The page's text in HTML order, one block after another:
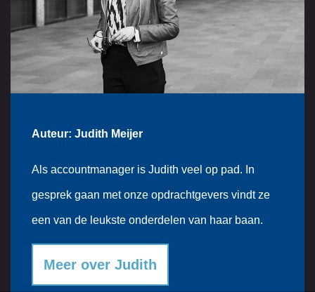
Auteur: Judith Meijer
Als accountmanager is Judith veel op pad. In
gesprek gaan met onze opdrachtgevers vindt ze
een van de leukste onderdelen van haar baan.
Meer over Judith